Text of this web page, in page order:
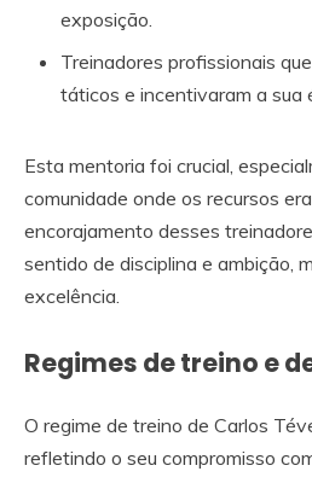
exposição.
Treinadores profissionais
táticos e incentivaram a sua
Esta mentoria foi crucial,
comunidade onde os recursos
encorajamento desses
sentido de disciplina e ambição,
excelência.
Regimes de treino e
O regime de treino de Carlos
refletindo o seu compromisso